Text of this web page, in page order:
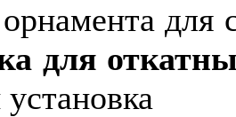
для
для